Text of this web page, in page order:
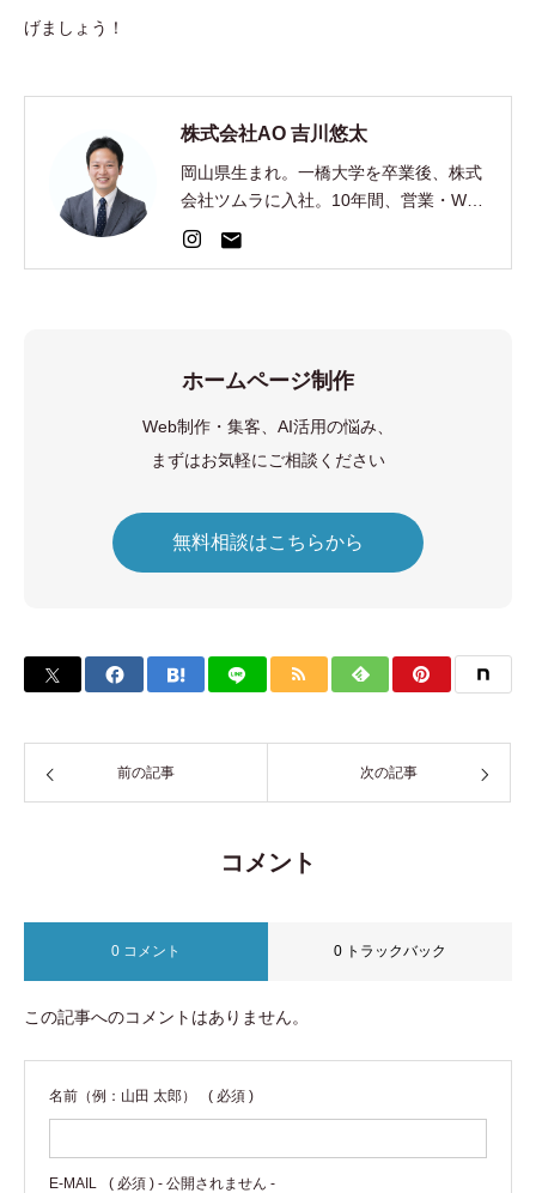
げましょう！
株式会社AO 吉川悠太
岡山県生まれ。一橋大学を卒業後、株式
会社ツムラに入社。10年間、営業・Web
集客・AI開発を経験。2024年、EC制
作・集客の株式会社AOを創業。
ホームページ制作
Web制作・集客、AI活用の悩み、
まずはお気軽にご相談ください
無料相談はこちらから
前の記事 次の記事
コメント
0 コメント 0 トラックバック
この記事へのコメントはありません。
名前（例：山田 太郎） ( 必須 )
E-MAIL ( 必須 ) - 公開されません -